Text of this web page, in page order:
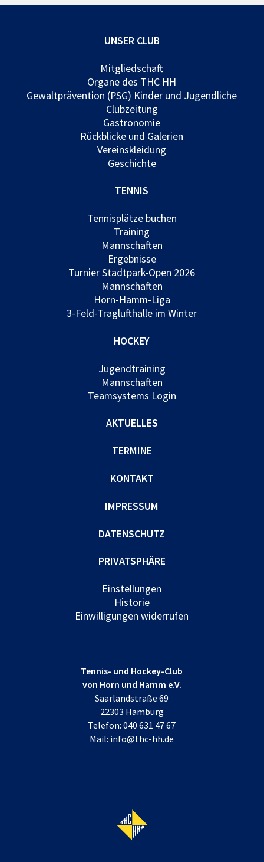
UNSER CLUB
Mitgliedschaft
Organe des THC HH
Gewaltprävention (PSG) Kinder und Jugendliche
Clubzeitung
Gastronomie
Rückblicke und Galerien
Vereinskleidung
Geschichte
TENNIS
Tennisplätze buchen
Training
Mannschaften
Ergebnisse
Turnier Stadtpark-Open 2026
Mannschaften
Horn-Hamm-Liga
3-Feld-Traglufthalle im Winter
HOCKEY
Jugendtraining
Mannschaften
Teamsystems Login
AKTUELLES
TERMINE
KONTAKT
IMPRESSUM
DATENSCHUTZ
PRIVATSPHÄRE
Einstellungen
Historie
Einwilligungen widerrufen
Tennis- und Hockey-Club
von Horn und Hamm e.V.
Saarlandstraße 69
22303 Hamburg
Telefon:040 631 47 67
Mail: info@thc-hh.de